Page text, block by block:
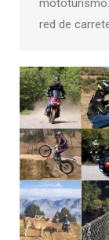
red de